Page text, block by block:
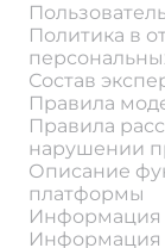
Политика в
Состав
Правила
Правила
нарушении
Описание
платформы
Информация
Информация